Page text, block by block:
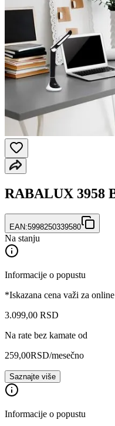
RABALUX 3958
EAN:5998250339580
Na stanju
Informacije o popustu
*Iskazana cena važi za
3.099,00 RSD
Na rate bez kamate od
259,00RSD/mesečno
Saznajte više
Informacije o popustu